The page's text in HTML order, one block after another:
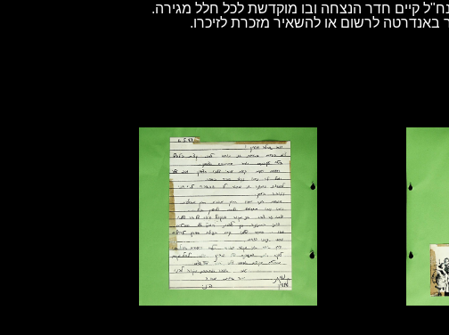
קיים חדר הנצחה ובו מוקדשת לכל חלל מגירה.
באנדרטה לרשום או להשאיר מזכרת לזיכרו.